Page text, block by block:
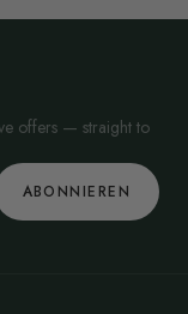
offers — straight to
ABONNIEREN